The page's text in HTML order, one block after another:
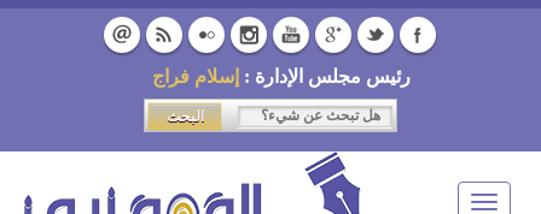
رئيس مجلس الإدارة : إسلام فراج
Toggle